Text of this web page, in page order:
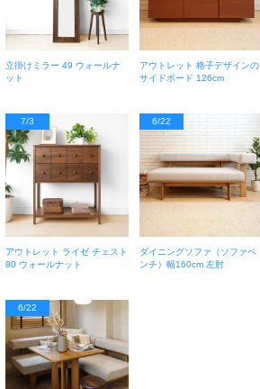
立掛けミラー 49 ウォールナ
ット
アウトレット 格子デザインの
サイドボード 126cm
7/3
アウトレット ライゼ チェスト
80 ウォールナット
6/22
ダイニングソファ（ソファベ
ンチ）幅160cm 左肘
6/22